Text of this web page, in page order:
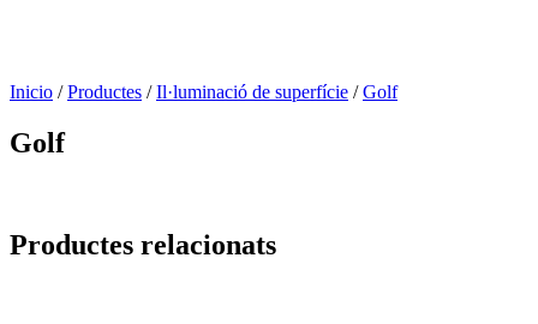
Inicio / Productes / Il·luminació de superfície / Golf
Golf
Productes relacionats